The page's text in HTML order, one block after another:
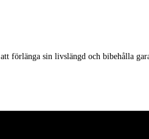
förlänga sin livslängd och bibehålla